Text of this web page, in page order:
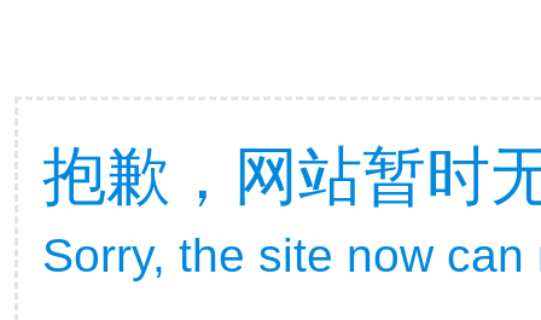
抱歉，网站暂时
Sorry, the site now